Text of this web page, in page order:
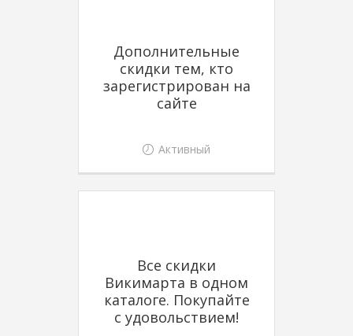
Дополнительные
скидки тем, кто
зарегистрирован на
сайте
Активный
Все скидки
Викимарта в одном
каталоге. Покупайте
с удовольствием!